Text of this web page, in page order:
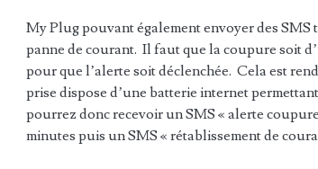
My Plug pouvant également envoyer des
panne de courant. Il faut que la coupure soit
pour que l’alerte soit déclenchée. Cela est
prise dispose d’une batterie internet
pourrez donc recevoir un SMS « alerte
minutes puis un SMS « rétablissement de